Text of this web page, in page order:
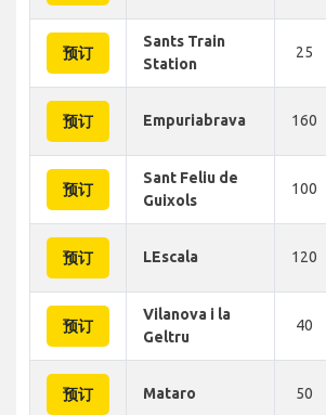
预订
Sants Train
Station
25
预订 Empuriabrava 160
预订
Sant Feliu de
Guixols
100
预订 LEscala 120
预订
Vilanova i la
Geltru
40
预订 Mataro 50